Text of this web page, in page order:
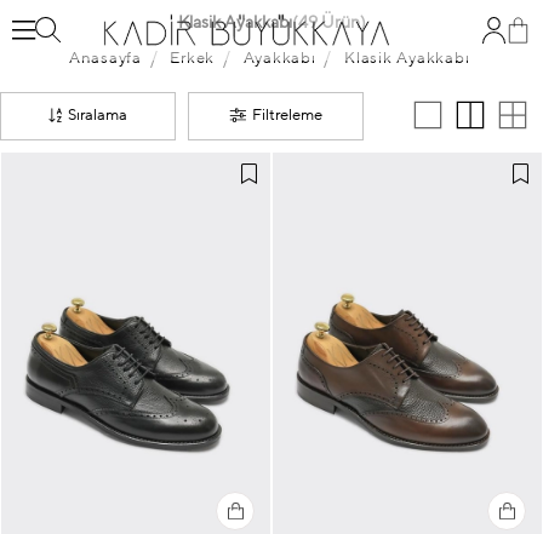
Klasik Ayakkabı(49 Ürün)
Anasayfa Erkek Ayakkabı Klasik Ayakkabı
Filtreleme
Sıralama